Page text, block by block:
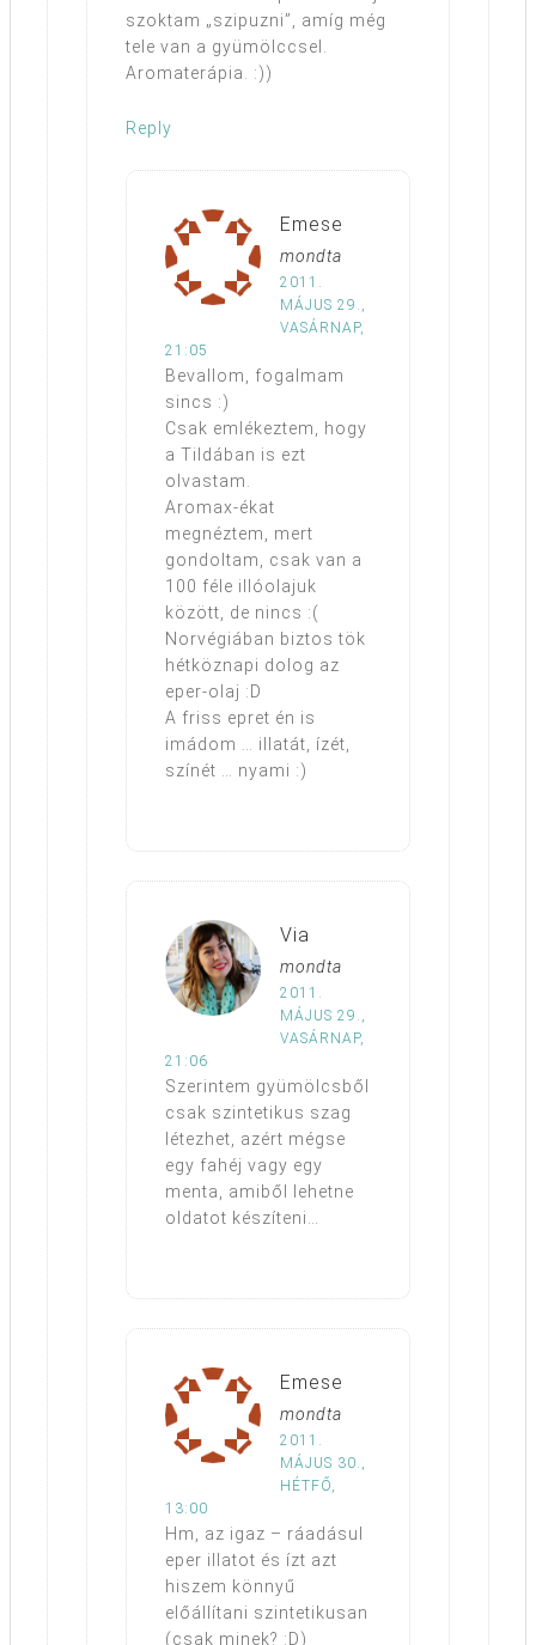
szoktam „szipuzni”, amíg még
tele van a gyümölccsel.
Aromaterápia. :))
Reply
Emese
mondta
2011.
MÁJUS 29.,
VASÁRNAP,
21:05
Bevallom, fogalmam
sincs :)
Csak emlékeztem, hogy
a Tildában is ezt
olvastam.
Aromax-ékat
megnéztem, mert
gondoltam, csak van a
100 féle illóolajuk
között, de nincs :(
Norvégiában biztos tök
hétköznapi dolog az
eper-olaj :D
A friss epret én is
imádom … illatát, ízét,
színét … nyami :)
Via
mondta
2011.
MÁJUS 29.,
VASÁRNAP,
21:06
Szerintem gyümölcsből
csak szintetikus szag
létezhet, azért mégse
egy fahéj vagy egy
menta, amiből lehetne
oldatot készíteni…
Emese
mondta
2011.
MÁJUS 30.,
HÉTFŐ,
13:00
Hm, az igaz – ráadásul
eper illatot és ízt azt
hiszem könnyű
előállítani szintetikusan
(csak minek? :D)